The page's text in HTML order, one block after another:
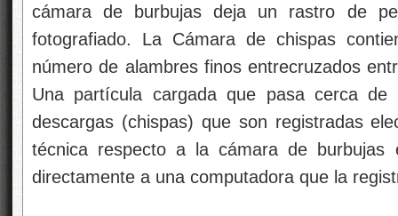
cámara de burbujas deja un rastro de
fotografiado. La Cámara de chispas
número de alambres finos entrecruzados
Una partícula cargada que pasa cerca
descargas (chispas) que son registradas
técnica respecto a la cámara de
directamente a una computadora que la